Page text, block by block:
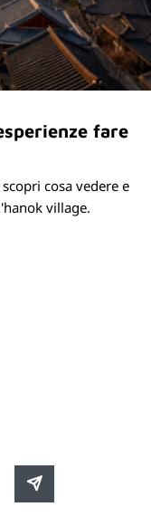
fare
cosa vedere e
village.